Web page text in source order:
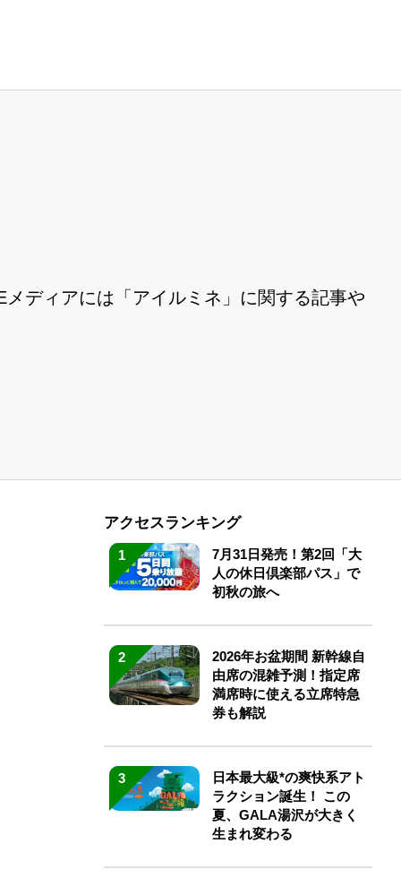
ディアには「アイルミネ」に関する記事や
アクセスランキング
1
7月31日発売！第2回「大
人の休日倶楽部パス」で
初秋の旅へ
2
2026年お盆期間 新幹線自
由席の混雑予測！指定席
満席時に使える立席特急
券も解説
3
日本最大級*の爽快系アト
ラクション誕生！ この
夏、GALA湯沢が大きく
生まれ変わる